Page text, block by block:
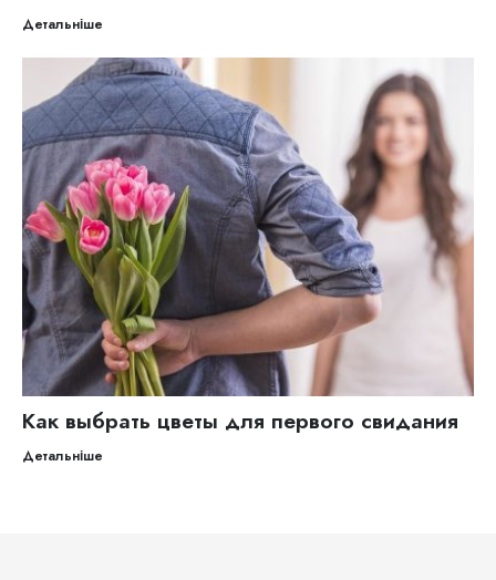
Детальніше
Как выбрать цветы для первого свидания
Детальніше